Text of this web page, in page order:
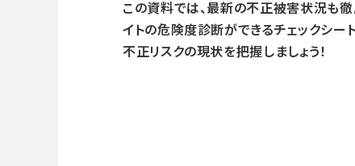
この資料では、最新の不正被害状況も徹
イトの危険度診断ができるチェックシー
不正リスクの現状を把握しましょう！